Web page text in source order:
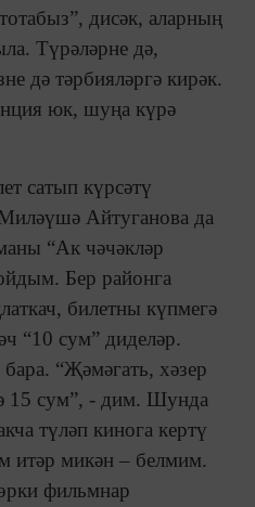
дисәк, аларның
Түрәләрне дә,
дә тәрбияләргә кирәк.
юк, шуңа күрә
сатып күрсәтү
Айтуганова да
“Ак чәчәкләр
Бер районга
билетны күпмегә
“10 сум” диделәр.
“Җәмәгать, хәзер
15 сум”, - дим. Шунда
түләп кинога кертү
итәр микән – белмим.
фильмнар